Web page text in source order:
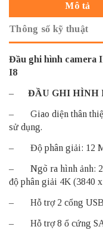
Mô tả
Thông số kỹ thuật
Đầu ghi hình camera
I8
– ĐẦU GHI HÌNH
– Giao diện thân
sử dụng.
– Độ phân giải: 12
– Ngõ ra hình ảnh: 2
độ phân giải 4K (3840
– Hỗ trợ 2 cổng USB
– Hỗ trợ 8 ổ cứng